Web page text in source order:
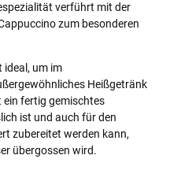
verführt mit der
zum besonderen
ideal, um im
Heißgetränk
ein fertig gemischtes
ist und auch für den
zubereitet werden kann,
übergossen wird.